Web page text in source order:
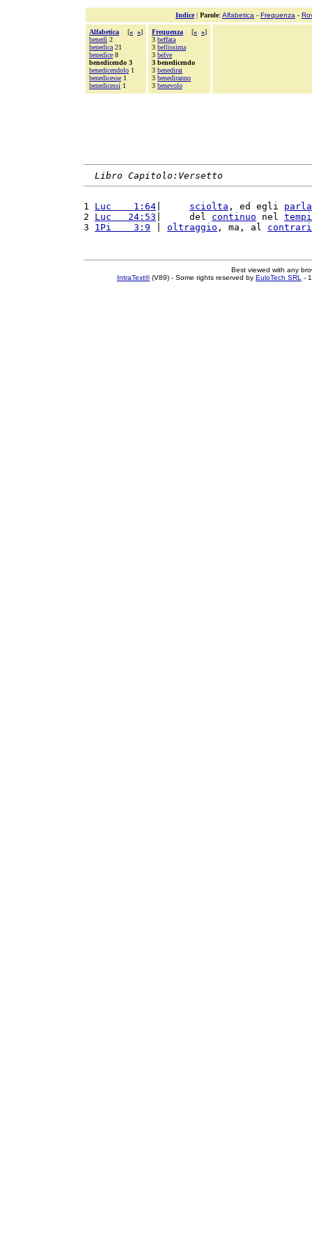
Indice| Parole: Alfabetica - Frequenza -
Alfabetica [« »]
benedì 2
benedica 21
benedice 8
benedicendo 3
benedicendolo 1
benedicesse 1
benedicessi 1
Frequenza [« »]
3 beffata
3 bellissima
3 belve
3 benedicendo
3 benedirai
3 benediranno
3 benevolo
Libro Capitolo:Versetto
1 Luc    1:64 sciolta , ed egli
2 Luc   24:53 |     del continuo nel
3 1Pi    3:9 oltraggio , ma, al
Best viewed with any
IntraText®(V89) - Some rights reserved by EuloTech SRL -